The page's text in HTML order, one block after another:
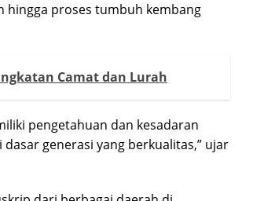
hingga proses tumbuh kembang
Camat dan Lurah
pengetahuan dan kesadaran
generasi yang berkualitas,” ujar